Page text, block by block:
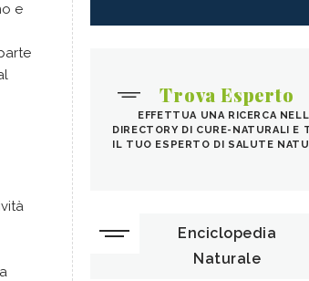
e
Trova Esperto
EFFETTUA UNA RICERCA
DIRECTORY DI CURE-NATURALI E
IL TUO ESPERTO DI SALUTE
Enciclopedia
Naturale